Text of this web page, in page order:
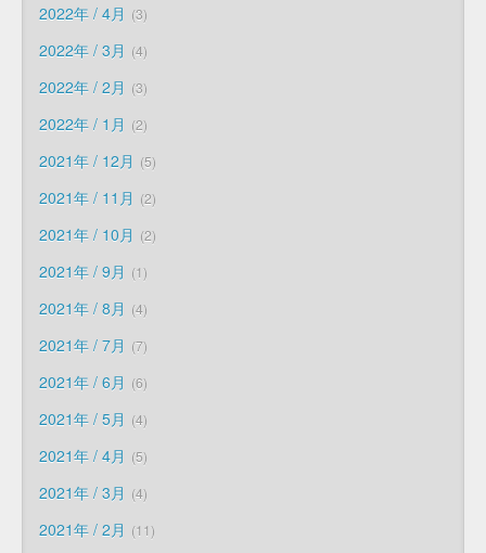
2022年 / 4月 3
2022年 / 3月 4
2022年 / 2月 3
2022年 / 1月 2
2021年 / 12月 5
2021年 / 11月 2
2021年 / 10月 2
2021年 / 9月 1
2021年 / 8月 4
2021年 / 7月 7
2021年 / 6月 6
2021年 / 5月 4
2021年 / 4月 5
2021年 / 3月 4
2021年 / 2月 11